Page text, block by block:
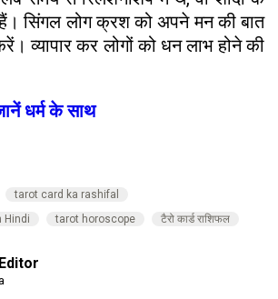
सिंगल लोग क्रश को अपने मन की बात
व्यापार कर लोगों को धन लाभ होने की
धर्म के साथ
tarot card ka rashifal
Hindi
tarot horoscope टैरो कार्ड राशिफल